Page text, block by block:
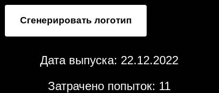
Сгенерировать логотип
Дата выпуска: 22.12.2022
Затрачено попыток: 11